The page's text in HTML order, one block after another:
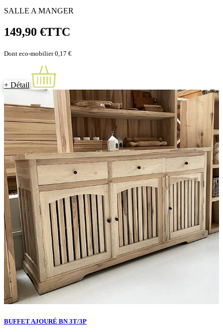
SALLE A MANGER
149,90 €TTC
Dont eco-mobilier 0,17 €
+ Détail
BUFFET AJOURÉ BN 3T/3P